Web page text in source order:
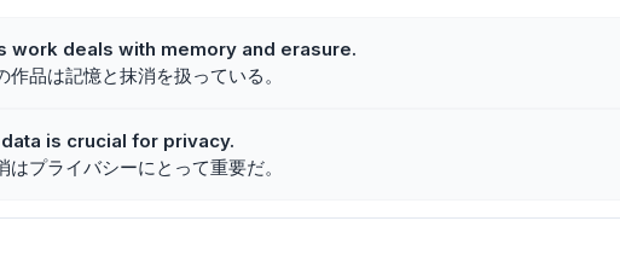
work deals with memory and erasure.
作品は記憶と抹消を扱っている。
is crucial for privacy.
はプライバシーにとって重要だ。